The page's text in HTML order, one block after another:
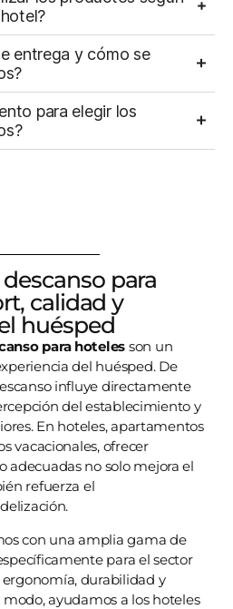
entrega y cómo se
para elegir los
para
calidad y
huésped
para hoteles son un
del huésped. De
influye directamente
del establecimiento y
En hoteles, apartamentos
vacacionales, ofrecer
adecuadas no solo mejora el
refuerza el
con una amplia gama de
para el sector
durabilidad y
ayudamos a los hoteles